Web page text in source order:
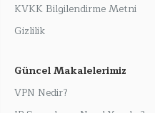
KVKK Bilgilendirme Metni
Gizlilik
Güncel Makalelerimiz
VPN Nedir?